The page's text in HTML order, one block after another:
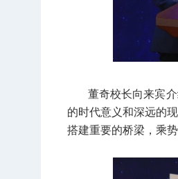
董奇校长向来宾
的时代意义和深远的
搭建重要的桥梁，乘